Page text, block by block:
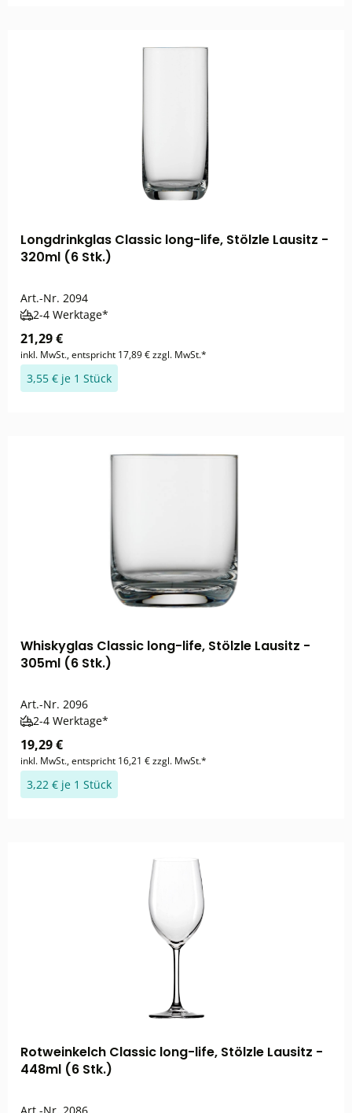
Longdrinkglas Classic long-life, Stölzle Lausitz -
320ml (6 Stk.)
Art.-Nr. 2094
2-4 Werktage*
21,29 €
inkl. MwSt., entspricht 17,89 € zzgl. MwSt.*
3,55 € je 1 Stück
Whiskyglas Classic long-life, Stölzle Lausitz -
305ml (6 Stk.)
Art.-Nr. 2096
2-4 Werktage*
19,29 €
inkl. MwSt., entspricht 16,21 € zzgl. MwSt.*
3,22 € je 1 Stück
Rotweinkelch Classic long-life, Stölzle Lausitz -
448ml (6 Stk.)